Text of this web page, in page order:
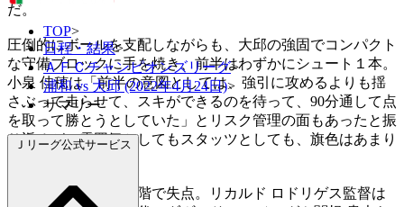
だ。
圧倒的にボールを支配しながらも、大邱の強固でコンパクト
な守備ブロックに手を焼き、前半はわずかにシュート１本。
小泉 佳穂は「前半の意図としては、強引に攻めるよりも揺
さぶって走らせて、スキができるのを待って、90分通して点
を取って勝とうとしていた」とリスク管理の面もあったと振
り返るが、雰囲気としてもスタッツとしても、旗色はあまり
そして後半の早い段階で失点。リカルド ロドリゲス監督は
TOP>
日程・結果>
ＡＦＣチャンピオンズリーグ>
浦和 vs 大邱 (2022年4月24日)>
サマリー
Ｊリーグ公式サービス